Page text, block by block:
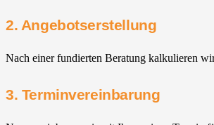
2. Angebotserstellung
Nach einer fundierten Beratung kalkulieren
3. Terminvereinbarung